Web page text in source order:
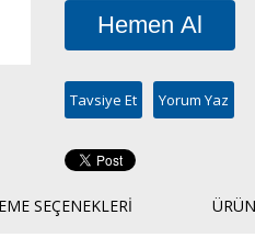
Tavsiye Et Yorum Yaz
SEÇENEKLERI